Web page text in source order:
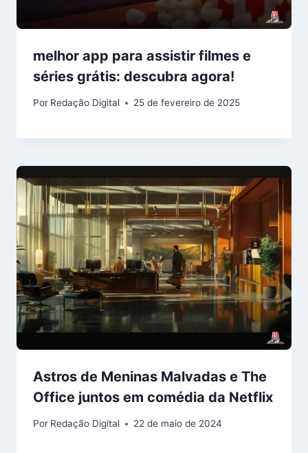
melhor app para assistir filmes e
séries grátis: descubra agora!
Por Redação Digital 25 de fevereiro de 2025
Astros de Meninas Malvadas e The
Office juntos em comédia da Netflix
Por Redação Digital 22 de maio de 2024